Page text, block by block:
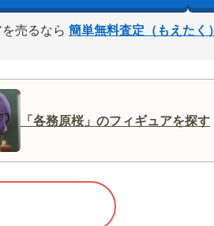
売るなら 簡単無料査定（もえたく）
「各務原桜」のフィギュアを探す